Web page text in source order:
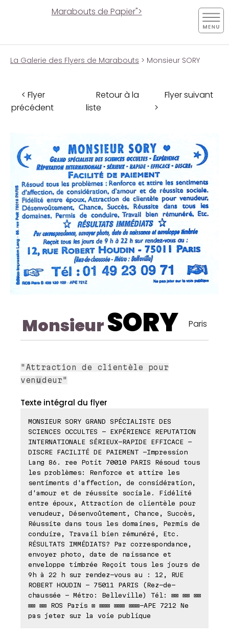
Marabouts de Papier">
La Galerie des Flyers de Marabouts > Monsieur SORY
< Flyer
précédent
Retour à la
liste
Flyer suivant
>
MonsieurSORY Paris
"Attraction de clientèle pour
ven udeur"
Texte intégral du flyer
MONSIEUR SORY GRAND SPÉCIALISTE DES
SCIENCES OCCULTES - EXPÉRIENCE REPUTATION
INTERNATIONALE SÉRIEUX-RAPIDE EFFICACE -
DISCRE FACILITÉ DE PAIEMENT -Impression
Lang 86. ree Potit 70010 PARIS Résoud tous
les problèmes: Renforce et attire les
sentiments d'affection, de considération,
d'amour et de réussite sociale. Fidélité
entre époux, Attraction de clientèle pour
venudeur, Désenvoûtement, Chance, Succès,
Réussite dans tous les domaines, Permis de
conduire, Travail bien rémunéré, Etc.
RÉSULTATS IMMÉDIATS? Par correspondance,
envoyer photo, date de naissance et
enveloppe timbrée Reçoit tous les jours de
9h à 22 h sur rendez-vous au : 12, RUE
ROBERT HOUDIN - 75011 PARIS (Rez-de-
chaussée - Métro: Belleville) Tél: ⊠⊠ ⊠⊠ ⊠⊠
⊠⊠ ⊠⊠ ROS Paris ⊠ ⊠⊠⊠ ⊠⊠⊠ ⊠⊠⊠-APE 7212 Ne
pas jeter sur la voie publique